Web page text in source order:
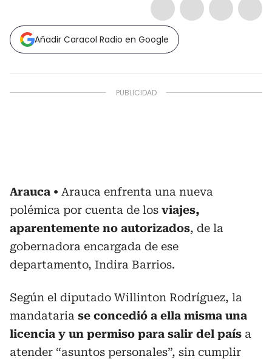
Añadir Caracol Radio en Google
Arauca
Arauca enfrenta una nueva
polémica por cuenta de los viajes,
aparentemente no autorizados, de la
gobernadora encargada de ese
departamento, Indira Barrios.
Según el diputado Willinton Rodríguez, la
mandataria se concedió a ella misma una
licencia y un permiso para salir del país a
atender “asuntos personales”, sin cumplir